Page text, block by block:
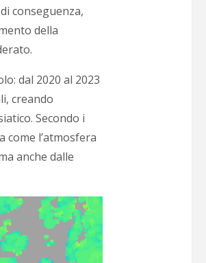
conseguenza,
della
dal 2020 al 2023
creando
Secondo i
l’atmosfera
anche dalle